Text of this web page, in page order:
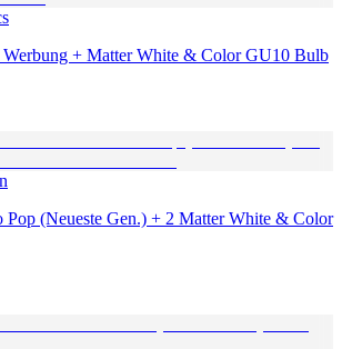
+ Matter White & Color GU10 Bulb
Pop (Neueste Gen.) + 2 Matter White & Color